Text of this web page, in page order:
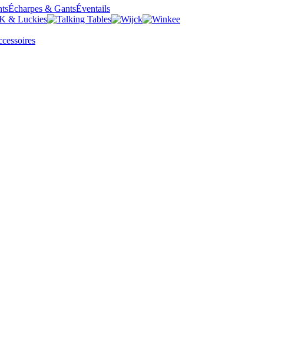
Écharpes & GantsÉventails